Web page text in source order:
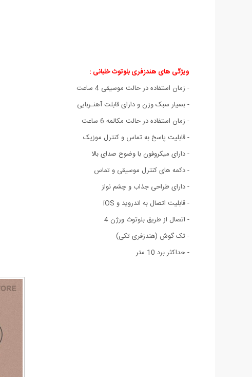
ویژگی های هندزفری بلوتوث خلبانی :
- زمان استفاده در حالت موسیقی 4 ساعت
- بسیار سبک وزن و دارای قابلت آهنـربایی
- زمان استفاده در حالت مکالمه 6 ساعت
- قابلیت پاسخ به تماس و کنترل موزیک
- دارای میکروفون با وضوح صدای بالا
- دکمه های کنترل موسیقی و تماس
- دارای طراحی جذاب و چشم نواز
- قابلیت اتصال به اندروید و iOS
- اتصال از طریق بلوتوث ورژن 4
- تک گوش (هندزفری تکی)
- حداکثر برد 10 متر